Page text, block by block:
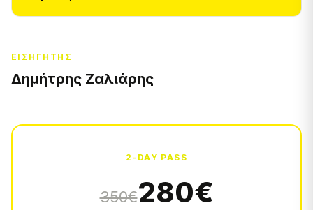
ΕΙΣΗΓΗΤΉΣ
Δημήτρης Ζαλιάρης
2-DAY PASS
350€280€